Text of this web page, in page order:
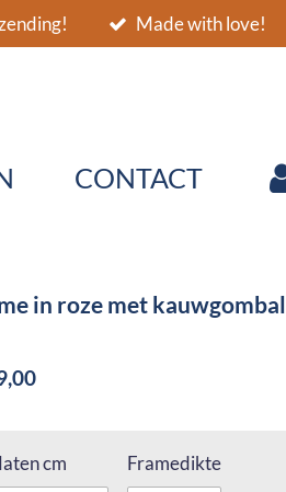
Made with love!
CONTACT
in roze met kauwgombal
cm Framedikte